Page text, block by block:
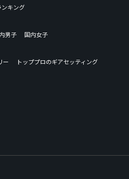
ンキング
男子
国内女子
ー
トッププロのギアセッティング